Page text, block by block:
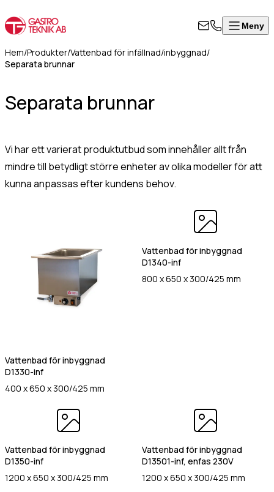
Meny
Hem/Produkter/Vattenbad för infällnad/inbyggnad/
Separata brunnar
Separata brunnar
Vi har ett varierat produktutbud som innehåller allt från
mindre till betydligt större enheter av olika modeller för att
kunna anpassas efter kundens behov.
Vattenbad för inbyggnad
D1330-inf
400 x 650 x 300/425 mm
Vattenbad för inbyggnad
D1340-inf
800 x 650 x 300/425 mm
Vattenbad för inbyggnad
D1350-inf
1200 x 650 x 300/425 mm
Vattenbad för inbyggnad
D13501-inf, enfas 230V
1200 x 650 x 300/425 mm
Stäng
Om
oss
i formuläret
vi så
som
(Obligatoriskt)
Värmeskåp med skjutdörrar
Värmeri/vattenbad med inredning
Värmehurts
Värmeskåp med slagdörr
Värmeskåp/Hurts i kombination
Vattenbad på stativ, slät underhylla
Kokeri
Dispenser för korg/bricka/kantin
Värmehäll
Hamburgervärmeri
Utlämningshylla